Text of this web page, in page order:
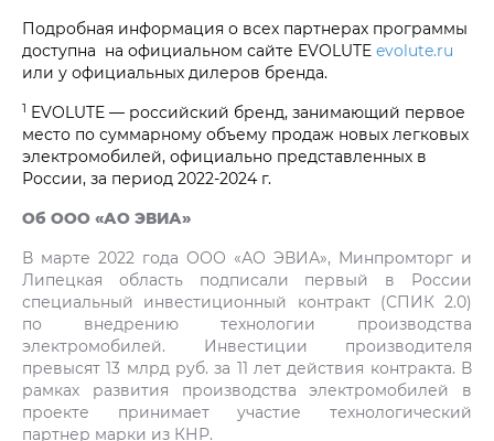
Подробная информация о всех партнерах программы
доступна на официальном сайте EVOLUTE evolute.ru
или у официальных дилеров бренда.
1 EVOLUTE — российский бренд, занимающий первое
место по суммарному объему продаж новых легковых
электромобилей, официально представленных в
России, за период 2022-2024 г.
Об ООО «АО ЭВИА»
В марте 2022 года ООО «АО ЭВИА», Минпромторг и
Липецкая область подписали первый в России
специальный инвестиционный контракт (СПИК 2.0)
по внедрению технологии производства
электромобилей. Инвестиции производителя
превысят 13 млрд руб. за 11 лет действия контракта. В
рамках развития производства электромобилей в
проекте принимает участие технологический
партнер марки из КНР.